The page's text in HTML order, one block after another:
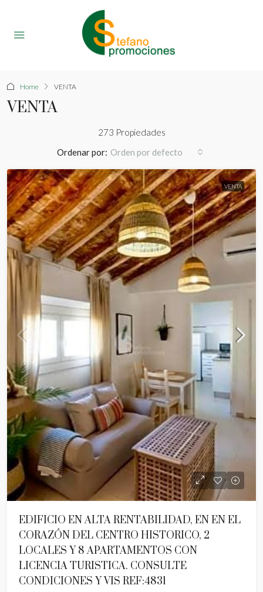
Home VENTA
VENTA
273 Propiedades
Ordenar por: Orden por defecto
VENTA
EDIFICIO EN ALTA RENTABILIDAD, EN EN EL
CORAZÓN DEL CENTRO HISTORICO, 2
LOCALES Y 8 APARTAMENTOS CON
LICENCIA TURISTICA. CONSULTE
CONDICIONES Y VIS REF:4831